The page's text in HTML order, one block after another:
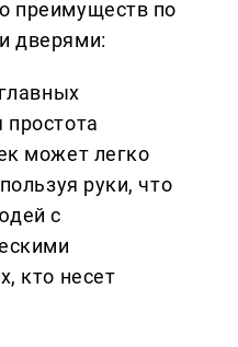
преимуществ по
дверями:
может легко
руки, что
с
кто несет